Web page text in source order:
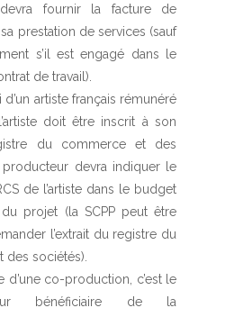
fournir la facture de
prestation de services (sauf
s’il est engagé dans le
de travail).
d’un artiste français rémunéré
doit être inscrit à son
du commerce et des
producteur devra indiquer le
de l’artiste dans le budget
projet (la SCPP peut être
l’extrait du registre du
sociétés).
d’une co-production, c’est le
bénéficiaire de la